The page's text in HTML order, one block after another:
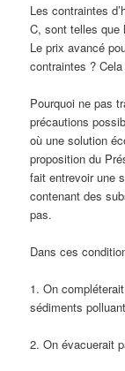
Les contraintes
C, sont telles que
Le prix avancé
contraintes ?
Pourquoi ne pas
précautions
où une solution
proposition du
fait entrevoir une
contenant des
pas.
Dans ces
1. On
sédiments
2. On évacuerait